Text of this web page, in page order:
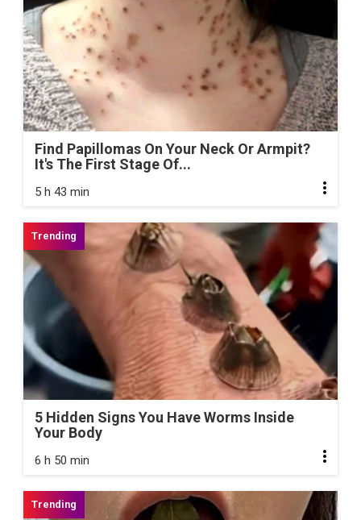
Find Papillomas On Your Neck Or Armpit?
It's The First Stage Of...
5 h 43 min
5 Hidden Signs You Have Worms Inside
Your Body
6 h 50 min